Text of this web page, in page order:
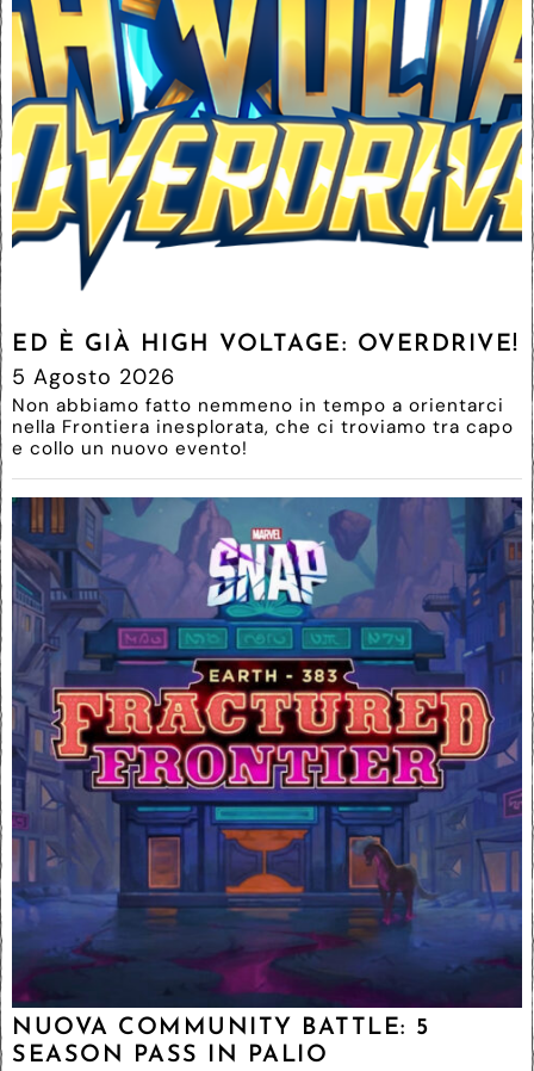
ED È GIÀ HIGH VOLTAGE: OVERDRIVE!
5 Agosto 2026
Non abbiamo fatto nemmeno in tempo a orientarci
nella Frontiera inesplorata, che ci troviamo tra capo
e collo un nuovo evento!
NUOVA COMMUNITY BATTLE: 5
SEASON PASS IN PALIO